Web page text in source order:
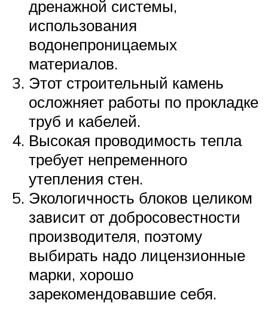
дренажной системы,
использования
водонепроницаемых
материалов.
Этот строительный камень
осложняет работы по прокладке
труб и кабелей.
Высокая проводимость тепла
требует непременного
утепления стен.
Экологичность блоков целиком
зависит от добросовестности
производителя, поэтому
выбирать надо лицензионные
марки, хорошо
зарекомендовавшие себя.